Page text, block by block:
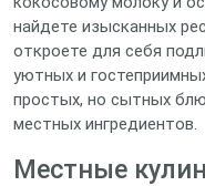
найдете изысканных
откроете для себя
уютных и
простых, но сытных
местных ингредиентов.
Местные